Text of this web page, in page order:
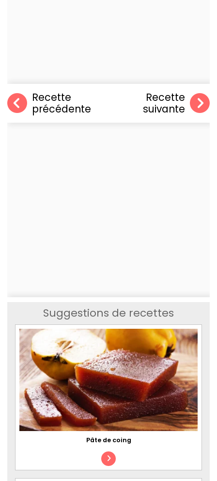
Recette
précédente
Recette
suivante
Suggestions de recettes
Pâte de coing